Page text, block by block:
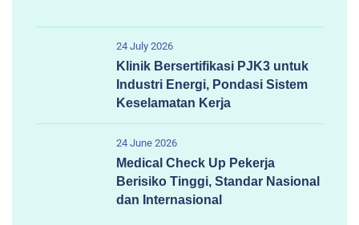
24 July 2026
Klinik Bersertifikasi PJK3 untuk
Industri Energi, Pondasi Sistem
Keselamatan Kerja
24 June 2026
Medical Check Up Pekerja
Berisiko Tinggi, Standar Nasional
dan Internasional